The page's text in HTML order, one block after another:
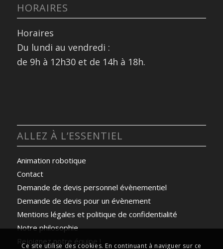
HORAIRES
Horaires
Du lundi au vendredi :
de 9h à 12h30 et de 14h à 18h.
ALLEZ À L’ESSENTIEL
Animation robotique
Contact
Demande de devis personnel évènementiel
Demande de devis pour un évènement
Mentions légales et politique de confidentialité
Notre philosophie
Rejoignez notre équipe !
Ce site utilise des cookies. En continuant à naviguer sur ce